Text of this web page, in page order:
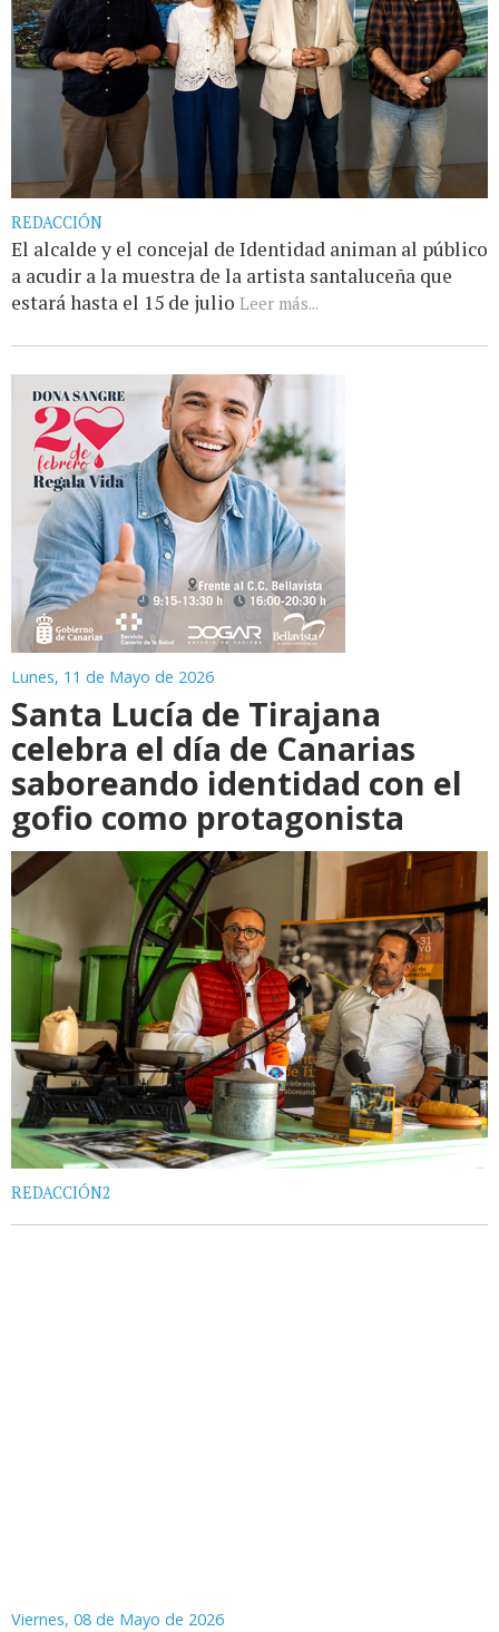
REDACCIÓN
El alcalde y el concejal de Identidad animan al público
a acudir a la muestra de la artista santaluceña que
estará hasta el 15 de julio Leer más...
Lunes, 11 de Mayo de 2026
Santa Lucía de Tirajana
celebra el día de Canarias
saboreando identidad con el
gofio como protagonista
REDACCIÓN2
Viernes, 08 de Mayo de 2026